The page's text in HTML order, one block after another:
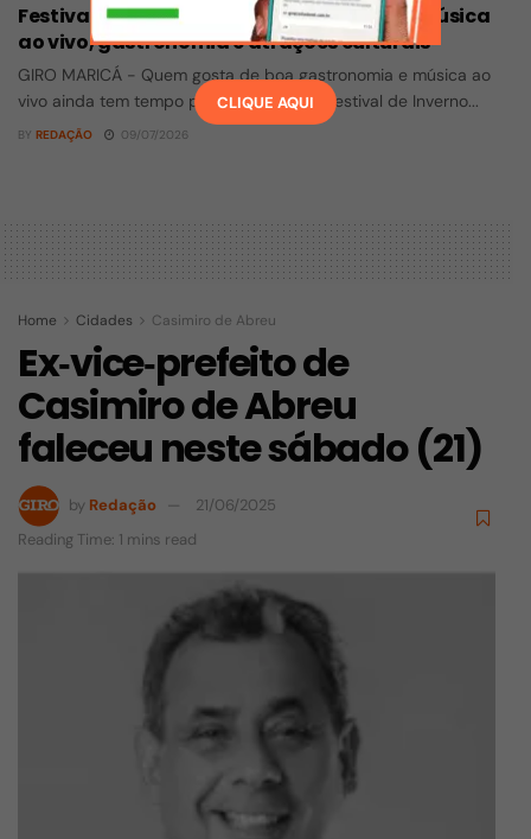
Festival de Inverno de Maricá segue com música
ao vivo, gastronomia e atrações culturais
GIRO MARICÁ - Quem gosta de boa gastronomia e música ao
vivo ainda tem tempo para aproveitar o Festival de Inverno...
BY REDAÇÃO 09/07/2026
Home Cidades Casimiro de Abreu
Ex‑vice‑prefeito de
Casimiro de Abreu
faleceu neste sábado (21)
by Redação
21/06/2025
Reading Time: 1 mins read
CLIQUE AQUI